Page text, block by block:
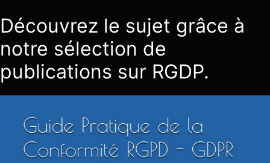
Découvrez le sujet grâce à
notre sélection de
publications sur RGDP.